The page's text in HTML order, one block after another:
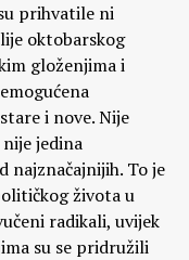
prihvatile ni
oktobarskog
gloženjima i
i nove. Nije
jedina
najznačajnijih. To je
života u
radikali, uvijek
su se pridružili